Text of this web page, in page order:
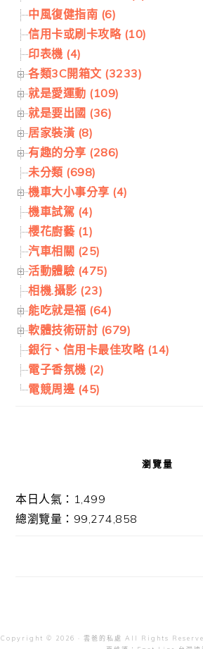
中風復健指南 (6)
信用卡或刷卡攻略 (10)
印表機 (4)
各類3C開箱文 (3233)
就是愛運動 (109)
就是要出國 (36)
居家裝潢 (8)
有趣的分享 (286)
未分類 (698)
機車大小事分享 (4)
機車試駕 (4)
櫻花廚藝 (1)
汽車相關 (25)
活動體驗 (475)
相機.攝影 (23)
能吃就是福 (64)
軟體技術研討 (679)
銀行、信用卡最佳攻略 (14)
電子香氛機 (2)
電競周邊 (45)
瀏覽量
本日人氣：1,499
總瀏覽量：99,274,858
Copyright © 2026 · 雲爸的私處 All Rights